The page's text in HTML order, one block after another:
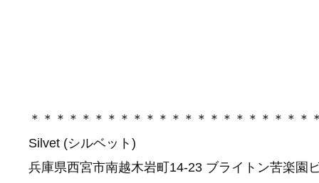
＊＊＊＊＊＊＊＊＊＊＊＊＊＊＊＊＊＊＊＊＊＊
Silvet (シルベット)
兵庫県西宮市南越木岩町14-23 ブライトン苦楽園